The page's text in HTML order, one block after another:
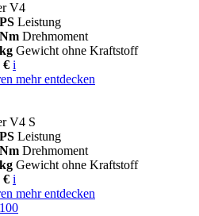
V4
Leistung
Drehmoment
Gewicht ohne Kraftstoff
€ i
mehr entdecken
V4 S
Leistung
Drehmoment
Gewicht ohne Kraftstoff
€ i
mehr entdecken